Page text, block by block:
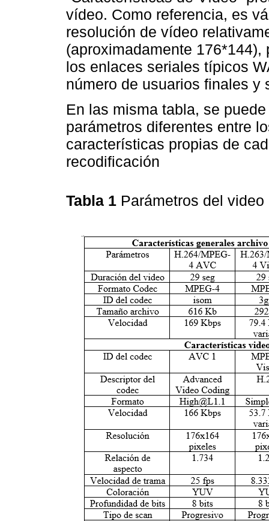
vídeo. Como referencia, es
resolución de vídeo
(aproximadamente
los enlaces seriales típicos
número de usuarios finales y
En las misma tabla, se
parámetros diferentes entre
características propias de
recodificación
Tabla 1 Parámetros del video